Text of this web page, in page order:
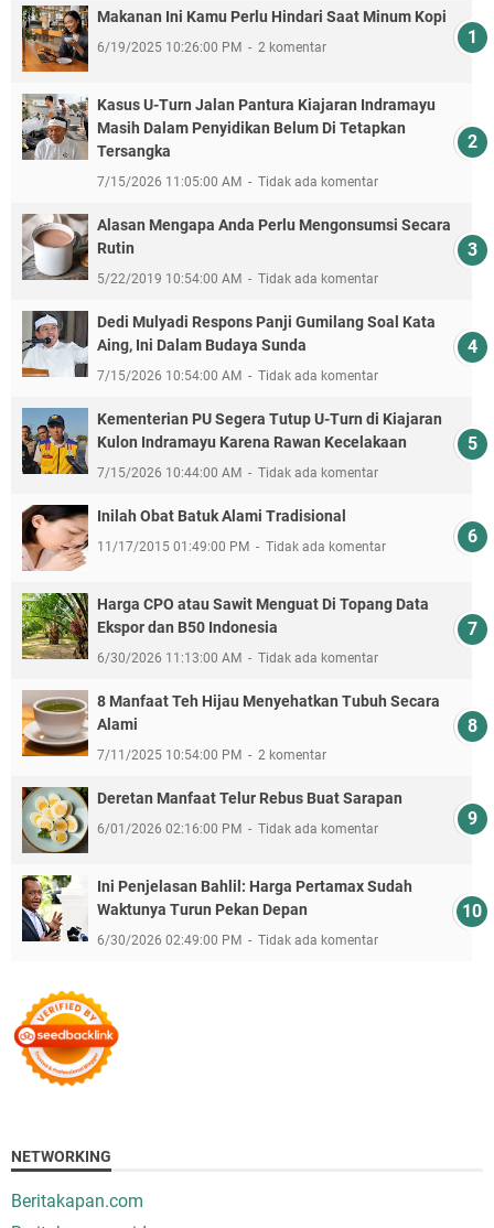
Makanan Ini Kamu Perlu Hindari Saat Minum Kopi
6/19/2025 10:26:00 PM 2 komentar
Kasus U-Turn Jalan Pantura Kiajaran Indramayu
Masih Dalam Penyidikan Belum Di Tetapkan
Tersangka
7/15/2026 11:05:00 AM Tidak ada komentar
Alasan Mengapa Anda Perlu Mengonsumsi Secara
Rutin
5/22/2019 10:54:00 AM Tidak ada komentar
Dedi Mulyadi Respons Panji Gumilang Soal Kata
Aing, Ini Dalam Budaya Sunda
7/15/2026 10:54:00 AM Tidak ada komentar
Kementerian PU Segera Tutup U-Turn di Kiajaran
Kulon Indramayu Karena Rawan Kecelakaan
7/15/2026 10:44:00 AM Tidak ada komentar
Inilah Obat Batuk Alami Tradisional
11/17/2015 01:49:00 PM Tidak ada komentar
Harga CPO atau Sawit Menguat Di Topang Data
Ekspor dan B50 Indonesia
6/30/2026 11:13:00 AM Tidak ada komentar
8 Manfaat Teh Hijau Menyehatkan Tubuh Secara
Alami
7/11/2025 10:54:00 PM 2 komentar
Deretan Manfaat Telur Rebus Buat Sarapan
6/01/2026 02:16:00 PM Tidak ada komentar
Ini Penjelasan Bahlil: Harga Pertamax Sudah
Waktunya Turun Pekan Depan
6/30/2026 02:49:00 PM Tidak ada komentar
NETWORKING
Beritakapan.com